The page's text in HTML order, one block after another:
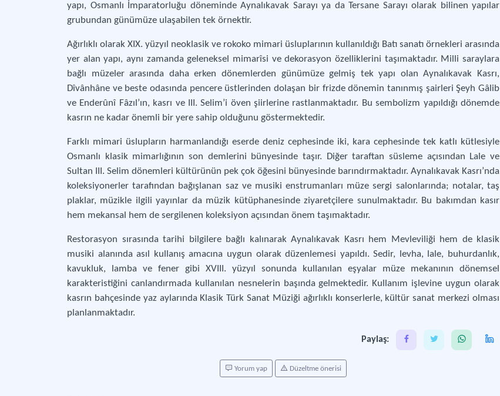
yapı, Osmanlı İmparatorluğu döneminde Aynalıkavak Sarayı ya da Tersane Sarayı olarak bilinen yapılar
grubundan günümüze ulaşabilen tek örnektir.
Ağırlıklı olarak XIX. yüzyıl neoklasik ve rokoko mimari üsluplarının kullanıldığı Batı sanatı örnekleri arasında
yer alan yapı, aynı zamanda geleneksel mimarîsi ve dekorasyon özelliklerini taşımaktadır. Milli saraylara
bağlı müzeler arasında daha erken dönemlerden günümüze gelmiş tek yapı olan Aynalıkavak Kasrı,
Dîvânhâne ve beste odasında pencere üstlerinden dolaşan bir frizde dönemin tanınmış şairleri Şeyh Gâlib
ve Enderûnî Fâzıl’ın, kasrı ve III. Selim’i öven şiirlerine rastlanmaktadır. Bu sembolizm yapıldığı dönemde
kasrın ne kadar önemli bir yere sahip olduğunu göstermektedir.
Farklı mimari üslupların harmanlandığı eserde deniz cephesinde iki, kara cephesinde tek katlı kütlesiyle
Osmanlı klasik mimarlığının son demlerini bünyesinde taşır. Diğer taraftan süsleme açısından Lale ve
Sultan III. Selim dönemleri kültürünün pek çok öğesini bünyesinde barındırmaktadır. Aynalıkavak Kasrı’nda
koleksiyonerler tarafından bağışlanan saz ve musiki enstrumanları müze sergi salonlarında; notalar, taş
plaklar, müzikle ilgili yayınlar da müzik kütüphanesinde ziyaretçilere sunulmaktadır. Bu bakımdan kasır
hem mekansal hem de sergilenen koleksiyon açısından önem taşımaktadır.
Restorasyon sırasında tarihi bilgilere bağlı kalınarak Aynalıkavak Kasrı hem Mevleviliği hem de klasik
musiki alanında asıl kullanış amacına uygun olarak düzenlemesi yapıldı. Sedir, levha, lale, buhurdanlık,
kavukluk, lamba ve fener gibi XVIII. yüzyıl sonunda kullanılan eşyalar müze mekanının dönemsel
karakteristiğini canlandırmada kullanılan nesnelerin başında gelmektedir. Kullanım işlevine uygun olarak
kasrın bahçesinde yaz aylarında Klasik Türk Sanat Müziği ağırlıklı konserlerle, kültür sanat merkezi olması
planlanmaktadır.
Paylaş:
Yorum yap Düzeltme önerisi